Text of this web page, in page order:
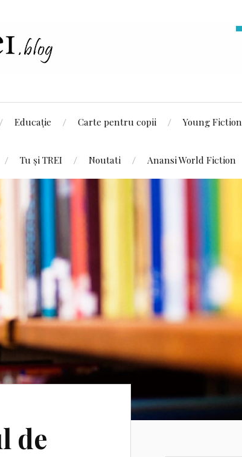
Educație Carte pentru copii Young Fiction
Tu și TREI Noutati Anansi World Fiction
de